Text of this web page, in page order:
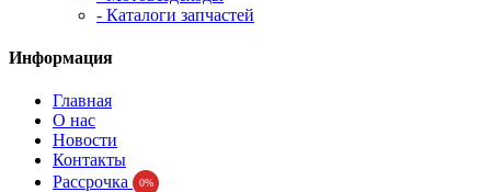
- Каталоги запчастей
Информация
Главная
О нас
Новости
Контакты
Рассрочка
0%